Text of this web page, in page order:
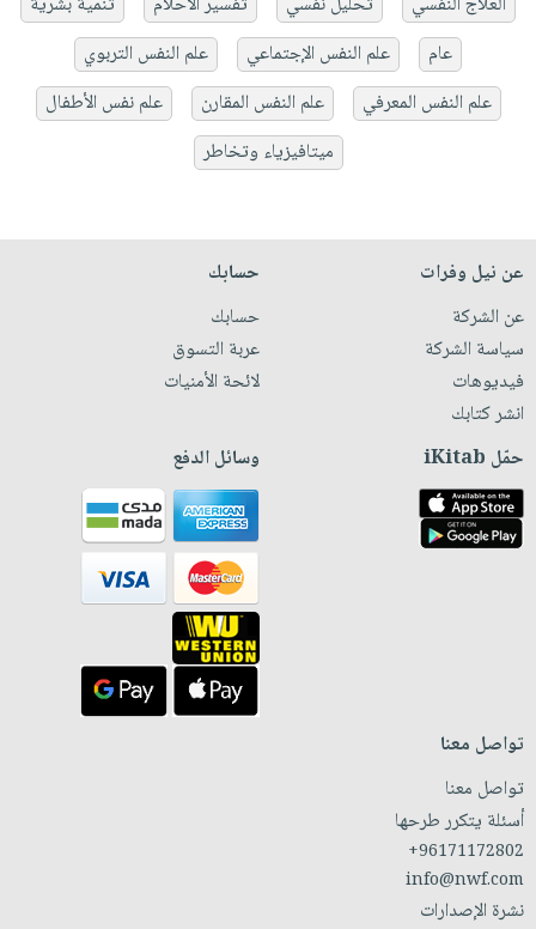
عام
علم النفس الإجتماعي
علم النفس التربوي
علم النفس المعرفي
علم النفس المقارن
علم نفس الأطفال
ميتافيزياء وتخاطر
عن نيل وفرات
عن الشركة
سياسة الشركة
فيديوهات
انشر كتابك
حسابك
حسابك
عربة التسوق
لائحة الأمنيات
حمّل iKitab وسائل الدفع
تواصل معنا
تواصل معنا
أسئلة يتكرر طرحها
+96171172802
info@nwf.com
نشرة الإصدارات